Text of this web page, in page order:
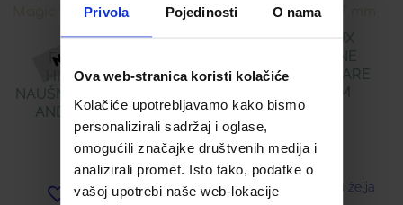
Privola Pojedinosti O nama
Ova web-stranica koristi kolačiće
Kolačiće upotrebljavamo kako bismo
personalizirali sadržaj i oglase,
omogućili značajke društvenih medija i
analizirali promet. Isto tako, podatke o
vašoj upotrebi naše web-lokacije
FARMA BIJOUX
HIPOALERGENE
NAUŠNICE MAGIC WAND
AND CROWN 8 MM
10,40€
Dodaj u listu želja
FARMA BIJOUX
HIPOALERGENE
NAUŠNICE SQUARE
HOOPS 17 MM
Dodaj u listu želja